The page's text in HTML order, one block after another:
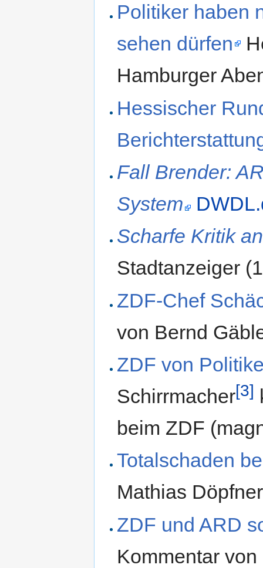
Politiker haben
sehen dürfen
Hamburger
Hessischer
Fall Brender:
System
Scharfe Kritik
Stadtanzeiger
ZDF-Chef
von Bernd
ZDF von
Schirrmacher[3]
beim ZDF
Totalschaden
Mathias Döpfner
ZDF und ARD
Kommentar